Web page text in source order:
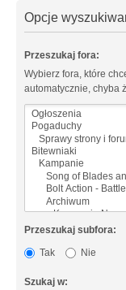
Opcje
Przeszukaj fora:
Wybierz fora, które
automatycznie, chyba
Przeszukaj subfora:
Tak
Nie
Szukaj w: